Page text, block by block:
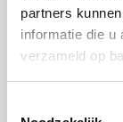
partners
informatie die u
verzameld op
de
waarbij zowel
belang zijn.
empathie kan